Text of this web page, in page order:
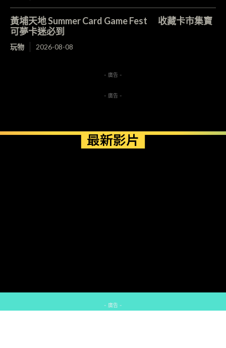
黃埔天地 Summer Card Game Fest 收藏卡市集寶
可夢卡迷必到
玩物 2026-08-08
- 廣告 -
- 廣告 -
最新影片
- 廣告 -